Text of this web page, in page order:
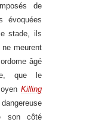
de
évoquées
stade, ils
meurent
âgé
que le
Killing
son côté